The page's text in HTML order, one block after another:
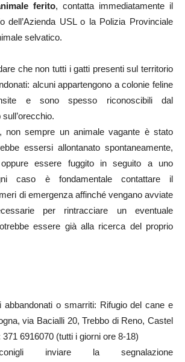
ferito, contatta immediatamente il
dell’Azienda USL o la Polizia Provinciale
selvatico.
che non tutti i gatti presenti sul territorio
alcuni appartengono a colonie feline
e sono spesso riconoscibili dal
non sempre un animale vagante è stato
essersi allontanato spontaneamente,
essere fuggito in seguito a uno
caso è fondamentale contattare il
di emergenza affinché vengano avviate
per rintracciare un eventuale
essere già alla ricerca del proprio
abbandonati o smarriti: Rifugio del cane e
via Bacialli 20, Trebbo di Reno, Castel
6916070 (tutti i giorni ore 8-18)
inviare la segnalazione